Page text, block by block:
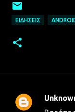
ΕΙΔΉΣΕΙΣ
Σ